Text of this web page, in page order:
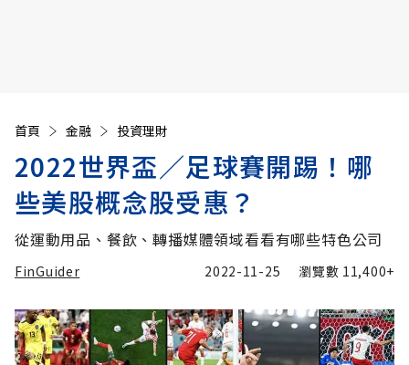
首頁 金融 投資理財
2022世界盃／足球賽開踢！哪
些美股概念股受惠？
從運動用品、餐飲、轉播媒體領域看看有哪些特色公司
FinGuider 2022-11-25 瀏覽數 11,400+